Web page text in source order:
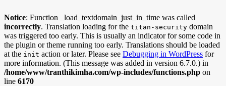
Notice: Function _load_textdomain_just_in_time was called
incorrectly. Translation loading for the titan-security domain
was triggered too early. This is usually an indicator for some code in
the plugin or theme running too early. Translations should be loaded
at the init action or later. Please see Debugging in WordPress for
more information. (This message was added in version 6.7.0.) in
/home/www/tranthikimha.com/wp-includes/functions.php on
line 6170